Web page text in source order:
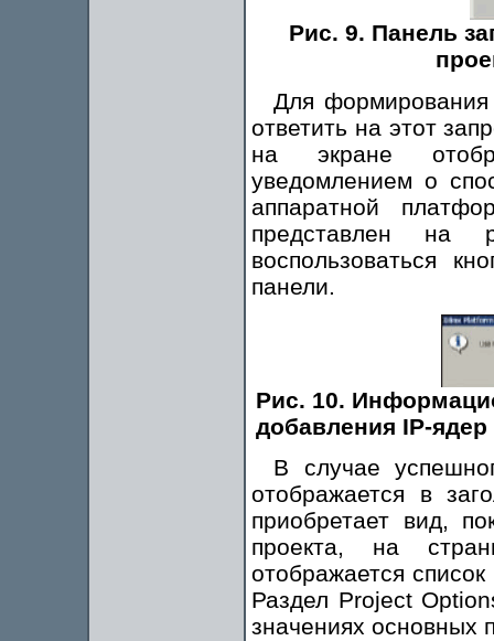
Рис. 9. Панель
Для формирования
ответить на этот
на экране
уведомлением о
аппаратной
представлен
воспользоваться
панели.
Рис. 10.
добавления IP-
В случае
отображается в
приобретает вид,
проекта, на
отображается
Раздел Project
значениях основных